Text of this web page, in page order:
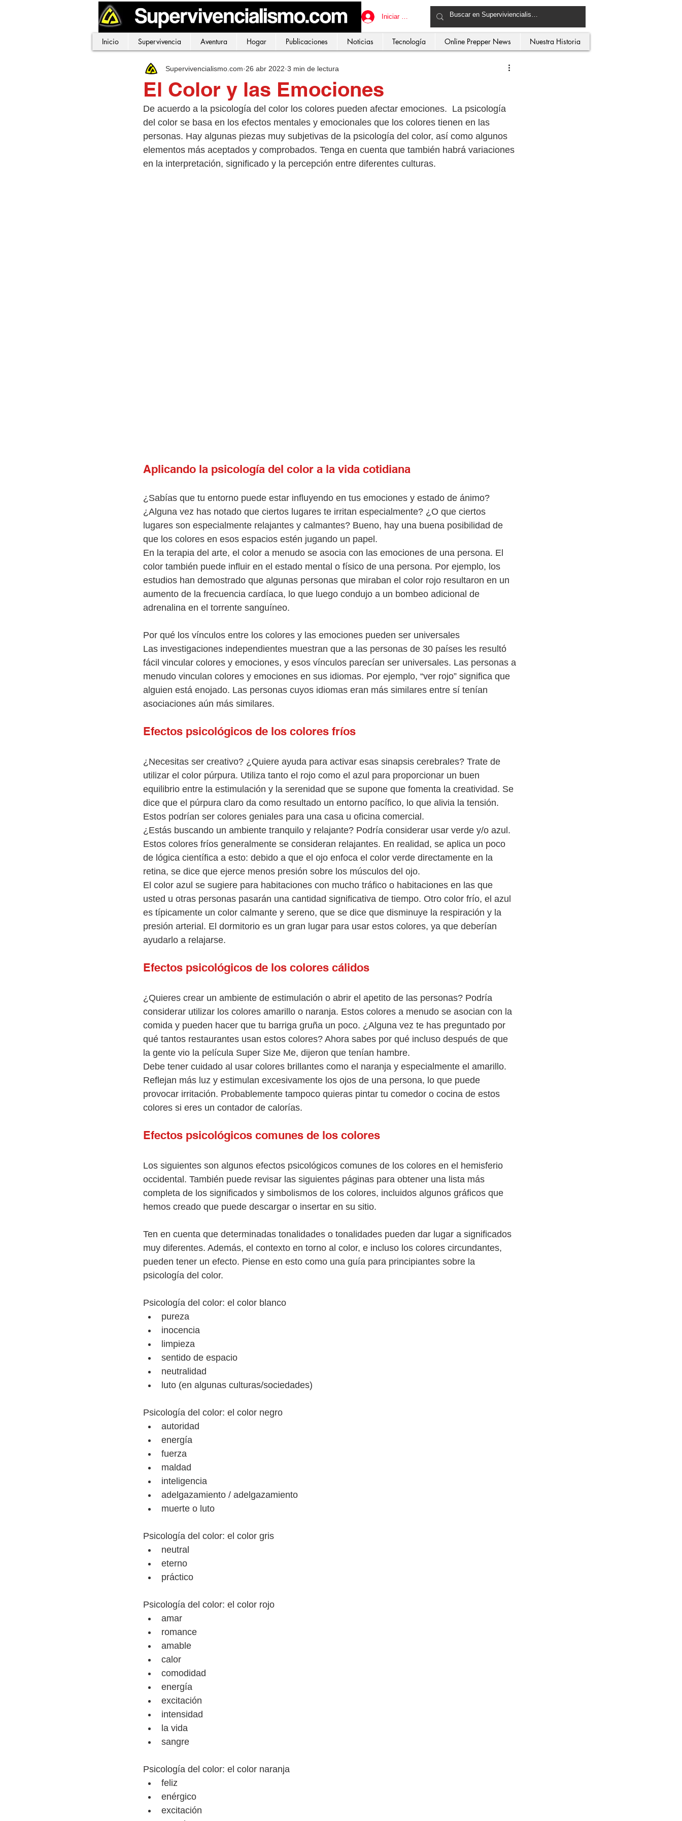
Iniciar sesión
Inicio Supervivencia Aventura Hogar Publicaciones Noticias Tecnología Online Prepper News Nuestra Historia
El Color y las Emociones
Supervivencialismo.com 26 abr 2022 3 min de lectura
De acuerdo a la psicología del color los colores pueden afectar emociones.  La psicología
del color se basa en los efectos mentales y emocionales que los colores tienen en las
personas. Hay algunas piezas muy subjetivas de la psicología del color, así como algunos
elementos más aceptados y comprobados. Tenga en cuenta que también habrá variaciones
en la interpretación, significado y la percepción entre diferentes culturas.
Aplicando la psicología del color a la vida cotidiana
¿Sabías que tu entorno puede estar influyendo en tus emociones y estado de ánimo?
¿Alguna vez has notado que ciertos lugares te irritan especialmente? ¿O que ciertos
lugares son especialmente relajantes y calmantes? Bueno, hay una buena posibilidad de
que los colores en esos espacios estén jugando un papel.
En la terapia del arte, el color a menudo se asocia con las emociones de una persona. El
color también puede influir en el estado mental o físico de una persona. Por ejemplo, los
estudios han demostrado que algunas personas que miraban el color rojo resultaron en un
aumento de la frecuencia cardíaca, lo que luego condujo a un bombeo adicional de
adrenalina en el torrente sanguíneo.
Por qué los vínculos entre los colores y las emociones pueden ser universales
Las investigaciones independientes muestran que a las personas de 30 países les resultó
fácil vincular colores y emociones, y esos vínculos parecían ser universales. Las personas a
menudo vinculan colores y emociones en sus idiomas. Por ejemplo, “ver rojo” significa que
alguien está enojado. Las personas cuyos idiomas eran más similares entre sí tenían
asociaciones aún más similares.
Efectos psicológicos de los colores fríos
¿Necesitas ser creativo? ¿Quiere ayuda para activar esas sinapsis cerebrales? Trate de
utilizar el color púrpura. Utiliza tanto el rojo como el azul para proporcionar un buen
equilibrio entre la estimulación y la serenidad que se supone que fomenta la creatividad. Se
dice que el púrpura claro da como resultado un entorno pacífico, lo que alivia la tensión.
Estos podrían ser colores geniales para una casa u oficina comercial.
¿Estás buscando un ambiente tranquilo y relajante? Podría considerar usar verde y/o azul.
Estos colores fríos generalmente se consideran relajantes. En realidad, se aplica un poco
de lógica científica a esto: debido a que el ojo enfoca el color verde directamente en la
retina, se dice que ejerce menos presión sobre los músculos del ojo.
El color azul se sugiere para habitaciones con mucho tráfico o habitaciones en las que
usted u otras personas pasarán una cantidad significativa de tiempo. Otro color frío, el azul
es típicamente un color calmante y sereno, que se dice que disminuye la respiración y la
presión arterial. El dormitorio es un gran lugar para usar estos colores, ya que deberían
ayudarlo a relajarse.
Efectos psicológicos de los colores cálidos
¿Quieres crear un ambiente de estimulación o abrir el apetito de las personas? Podría
considerar utilizar los colores amarillo o naranja. Estos colores a menudo se asocian con la
comida y pueden hacer que tu barriga gruña un poco. ¿Alguna vez te has preguntado por
qué tantos restaurantes usan estos colores? Ahora sabes por qué incluso después de que
la gente vio la película Super Size Me, dijeron que tenían hambre.
Debe tener cuidado al usar colores brillantes como el naranja y especialmente el amarillo.
Reflejan más luz y estimulan excesivamente los ojos de una persona, lo que puede
provocar irritación. Probablemente tampoco quieras pintar tu comedor o cocina de estos
colores si eres un contador de calorías.
Efectos psicológicos comunes de los colores
Los siguientes son algunos efectos psicológicos comunes de los colores en el hemisferio
occidental. También puede revisar las siguientes páginas para obtener una lista más
completa de los significados y simbolismos de los colores, incluidos algunos gráficos que
hemos creado que puede descargar o insertar en su sitio.
Ten en cuenta que determinadas tonalidades o tonalidades pueden dar lugar a significados
muy diferentes. Además, el contexto en torno al color, e incluso los colores circundantes,
pueden tener un efecto. Piense en esto como una guía para principiantes sobre la
psicología del color.
Psicología del color: el color blanco
pureza
inocencia
limpieza
sentido de espacio
neutralidad
luto (en algunas culturas/sociedades)
Psicología del color: el color negro
autoridad
energía
fuerza
maldad
inteligencia
adelgazamiento / adelgazamiento
muerte o luto
Psicología del color: el color gris
neutral
eterno
práctico
Psicología del color: el color rojo
amar
romance
amable
calor
comodidad
energía
excitación
intensidad
la vida
sangre
Psicología del color: el color naranja
feliz
enérgico
excitación